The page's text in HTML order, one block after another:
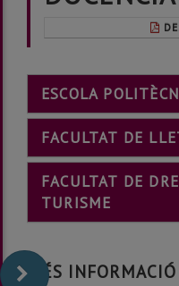
ESCOLA
FACULTAT DE
FACULTAT DE
TURISME
MÉS INFORMACIÓ